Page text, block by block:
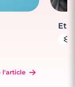
l'article
Et